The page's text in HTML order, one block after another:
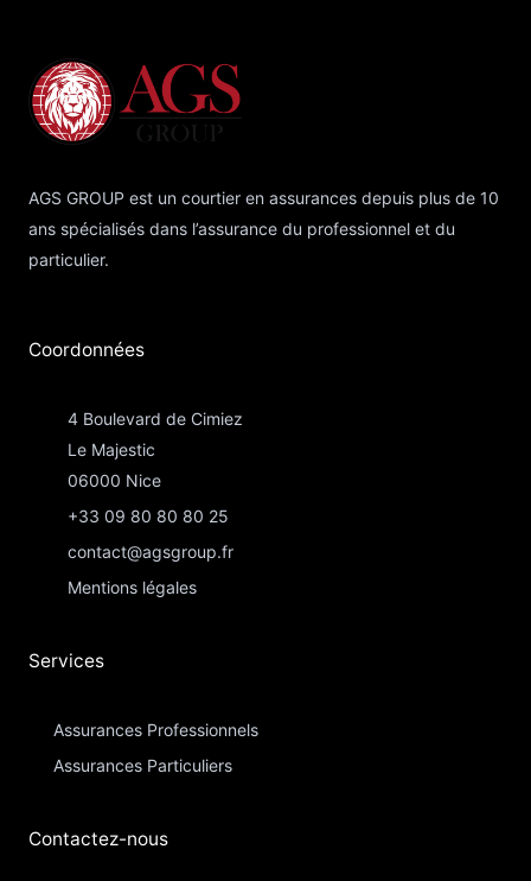
AGS GROUP est un courtier en assurances depuis plus de 10
ans spécialisés dans l’assurance du professionnel et du
particulier.
Coordonnées​
4 Boulevard de Cimiez
Le Majestic
06000 Nice
+33 09 80 80 80 25
contact@agsgroup.fr
Mentions légales
Services
Assurances Professionnels
Assurances Particuliers​
Contactez-nous​